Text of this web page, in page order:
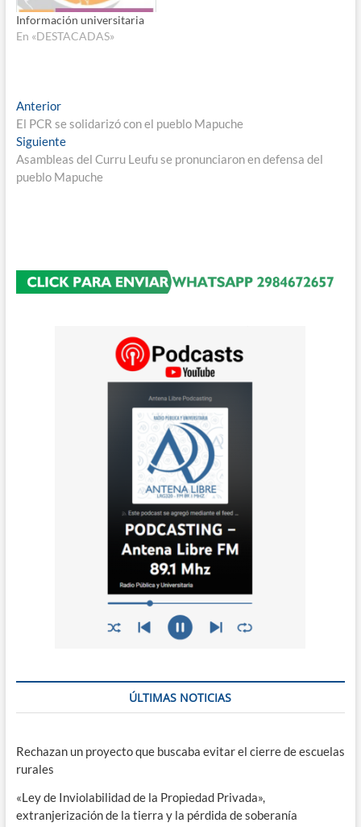
Información universitaria
En «DESTACADAS»
Navegación
de
entradas
AnteriorEntrada
anterior:
El PCR se solidarizó con el pueblo Mapuche
SiguienteEntrada
siguiente:
Asambleas del Curru Leufu se pronunciaron en defensa del
pueblo Mapuche
ÚLTIMAS NOTICIAS
Rechazan un proyecto que buscaba evitar el cierre de escuelas
rurales
«Ley de Inviolabilidad de la Propiedad Privada»,
extranjerización de la tierra y la pérdida de soberanía